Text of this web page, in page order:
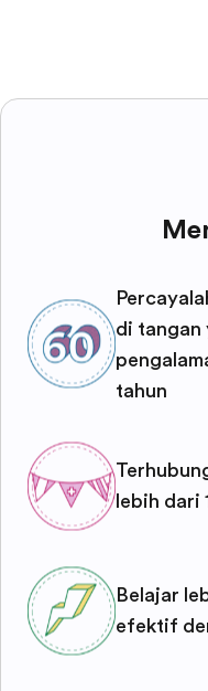
di tangan
tahun
lebih dari
Belajar
efektif